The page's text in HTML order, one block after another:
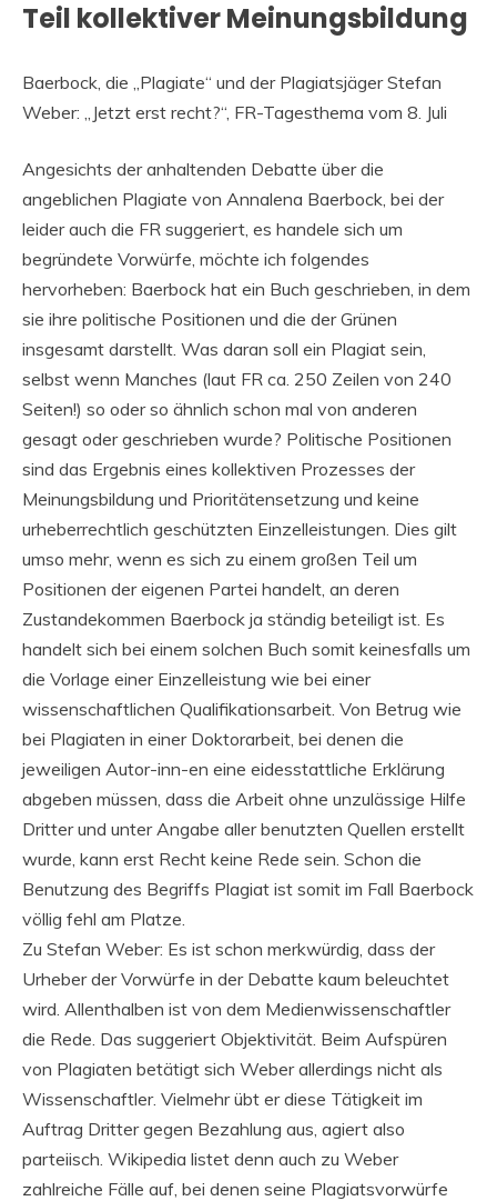
Teil kollektiver Meinungsbildung
Baerbock, die „Plagiate“ und der Plagiatsjäger Stefan
Weber: „Jetzt erst recht?“, FR-Tagesthema vom 8. Juli
Angesichts der anhaltenden Debatte über die
angeblichen Plagiate von Annalena Baerbock, bei der
leider auch die FR suggeriert, es handele sich um
begründete Vorwürfe, möchte ich folgendes
hervorheben: Baerbock hat ein Buch geschrieben, in dem
sie ihre politische Positionen und die der Grünen
insgesamt darstellt. Was daran soll ein Plagiat sein,
selbst wenn Manches (laut FR ca. 250 Zeilen von 240
Seiten!) so oder so ähnlich schon mal von anderen
gesagt oder geschrieben wurde? Politische Positionen
sind das Ergebnis eines kollektiven Prozesses der
Meinungsbildung und Prioritätensetzung und keine
urheberrechtlich geschützten Einzelleistungen. Dies gilt
umso mehr, wenn es sich zu einem großen Teil um
Positionen der eigenen Partei handelt, an deren
Zustandekommen Baerbock ja ständig beteiligt ist. Es
handelt sich bei einem solchen Buch somit keinesfalls um
die Vorlage einer Einzelleistung wie bei einer
wissenschaftlichen Qualifikationsarbeit. Von Betrug wie
bei Plagiaten in einer Doktorarbeit, bei denen die
jeweiligen Autor-inn-en eine eidesstattliche Erklärung
abgeben müssen, dass die Arbeit ohne unzulässige Hilfe
Dritter und unter Angabe aller benutzten Quellen erstellt
wurde, kann erst Recht keine Rede sein. Schon die
Benutzung des Begriffs Plagiat ist somit im Fall Baerbock
völlig fehl am Platze.
Zu Stefan Weber: Es ist schon merkwürdig, dass der
Urheber der Vorwürfe in der Debatte kaum beleuchtet
wird. Allenthalben ist von dem Medienwissenschaftler
die Rede. Das suggeriert Objektivität. Beim Aufspüren
von Plagiaten betätigt sich Weber allerdings nicht als
Wissenschaftler. Vielmehr übt er diese Tätigkeit im
Auftrag Dritter gegen Bezahlung aus, agiert also
parteiisch. Wikipedia listet denn auch zu Weber
zahlreiche Fälle auf, bei denen seine Plagiatsvorwürfe